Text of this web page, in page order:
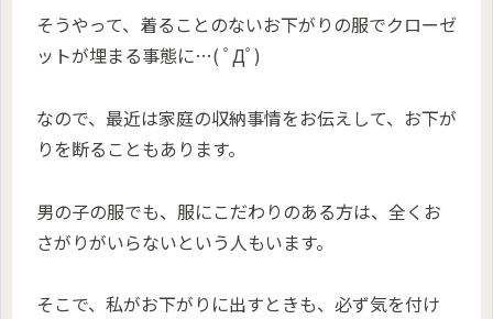
そうやって、着ることのないお下がりの服でクローゼ
ットが埋まる事態に…( ﾟДﾟ)
なので、最近は家庭の収納事情をお伝えして、お下が
りを断ることもあります。
男の子の服でも、服にこだわりのある方は、全くお
さがりがいらないという人もいます。
そこで、私がお下がりに出すときも、必ず気を付け